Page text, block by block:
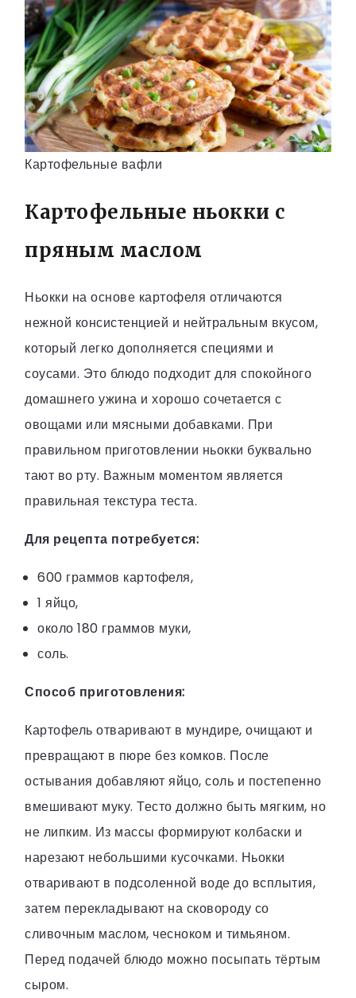
Картофельные вафли
Картофельные ньокки с
пряным маслом
Ньокки на основе картофеля отличаются
нежной консистенцией и нейтральным вкусом,
который легко дополняется специями и
соусами. Это блюдо подходит для спокойного
домашнего ужина и хорошо сочетается с
овощами или мясными добавками. При
правильном приготовлении ньокки буквально
тают во рту. Важным моментом является
правильная текстура теста.
Для рецепта потребуется:
600 граммов картофеля,
1 яйцо,
около 180 граммов муки,
соль.
Способ приготовления:
Картофель отваривают в мундире, очищают и
превращают в пюре без комков. После
остывания добавляют яйцо, соль и постепенно
вмешивают муку. Тесто должно быть мягким, но
не липким. Из массы формируют колбаски и
нарезают небольшими кусочками. Ньокки
отваривают в подсоленной воде до всплытия,
затем перекладывают на сковороду со
сливочным маслом, чесноком и тимьяном.
Перед подачей блюдо можно посыпать тёртым
сыром.